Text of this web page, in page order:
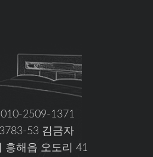
2509-1371
53 김금자
흥해읍 오도리 41